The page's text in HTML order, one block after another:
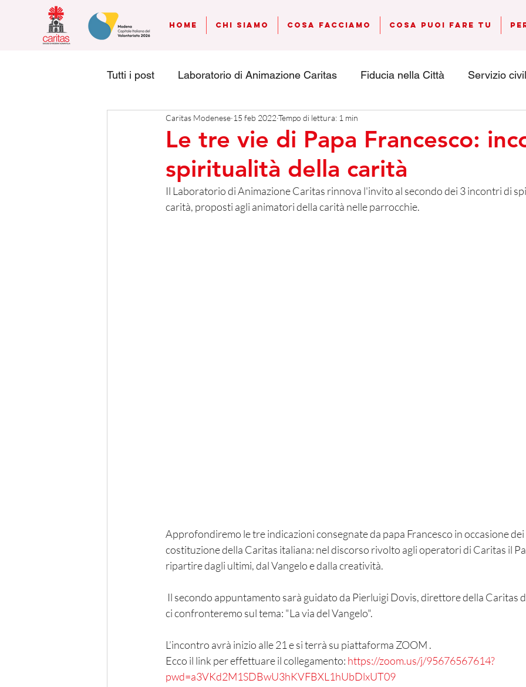
Home Chi Siamo Cosa Facciamo Cosa Puoi Fare Tu
Tutti i post Laboratorio di Animazione Caritas Fiducia nella Città Servizio
Accoglienza Giustizia riparativa Città Abit-abile
Ripartire dalle radici Progetto Donna Notizie da Caritas Italiana
scuola d'italiano Penny Wirton Modena
Le tre vie di Papa Francesco:
spiritualità della carità
Caritas Modenese 15 feb 2022 Tempo di lettura: 1 min
Il Laboratorio di Animazione Caritas rinnova l'invito al secondo dei 3 incontri di
carità, proposti agli animatori della carità nelle parrocchie.
Approfondiremo le tre indicazioni consegnate da papa Francesco in occasione
costituzione della Caritas italiana: nel discorso rivolto agli operatori di Caritas il
ripartire dagli ultimi, dal Vangelo e dalla creatività.
ci confronteremo sul tema: "La via del Vangelo".
L’incontro avrà inizio alle 21 e si terrà su piattaforma ZOOM .
Ecco il link per effettuare il collegamento: https://zoom.us/j/95676567614?
pwd=a3VKd2M1SDBwU3hKVFBXL1hUbDlxUT09